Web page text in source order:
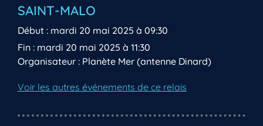
SAINT-MALO
Début : mardi 20 mai 2025 à 09:30
Fin : mardi 20 mai 2025 à 11:30
Organisateur : Planète Mer (antenne Dinard)
Voir les autres événements de ce relais